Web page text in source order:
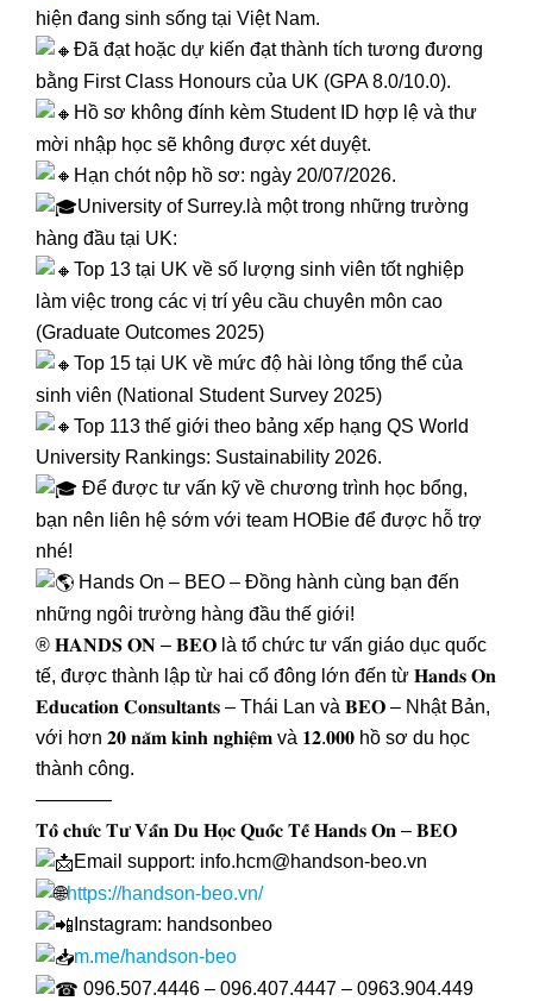
hiện đang sinh sống tại Việt Nam.
Đã đạt hoặc dự kiến đạt thành tích tương đương
bằng First Class Honours của UK (GPA 8.0/10.0).
Hồ sơ không đính kèm Student ID hợp lệ và thư
mời nhập học sẽ không được xét duyệt.
Hạn chót nộp hồ sơ: ngày 20/07/2026.
University of Surrey.là một trong những trường
hàng đầu tại UK:
Top 13 tại UK về số lượng sinh viên tốt nghiệp
làm việc trong các vị trí yêu cầu chuyên môn cao
(Graduate Outcomes 2025)
Top 15 tại UK về mức độ hài lòng tổng thể của
sinh viên (National Student Survey 2025)
Top 113 thế giới theo bảng xếp hạng QS World
University Rankings: Sustainability 2026.
Để được tư vấn kỹ về chương trình học bổng,
bạn nên liên hệ sớm với team HOBie để được hỗ trợ
nhé!
Hands On – BEO – Đồng hành cùng bạn đến
những ngôi trường hàng đầu thế giới!
® 𝐇𝐀𝐍𝐃𝐒 𝐎𝐍 – 𝐁𝐄𝐎 là tổ chức tư vấn giáo dục quốc
tế, được thành lập từ hai cổ đông lớn đến từ 𝐇𝐚𝐧𝐝𝐬 𝐎𝐧
𝐄𝐝𝐮𝐜𝐚𝐭𝐢𝐨𝐧 𝐂𝐨𝐧𝐬𝐮𝐥𝐭𝐚𝐧𝐭𝐬 – Thái Lan và 𝐁𝐄𝐎 – Nhật Bản,
với hơn 𝟐𝟎 𝐧𝐚̆𝐦 𝐤𝐢𝐧𝐡 𝐧𝐠𝐡𝐢𝐞̣̂𝐦 và 𝟏𝟐.𝟎𝟎𝟎 hồ sơ du học
thành công.
————
𝐓𝐨̂̉ 𝐜𝐡𝐮̛́𝐜 𝐓𝐮̛ 𝐕𝐚̂́𝐧 𝐃𝐮 𝐇𝐨̣𝐜 𝐐𝐮𝐨̂́𝐜 𝐓𝐞̂́ 𝐇𝐚𝐧𝐝𝐬 𝐎𝐧 – 𝐁𝐄𝐎
Email support: info.hcm@handson-beo.vn
https://handson-beo.vn/
Instagram: handsonbeo
m.me/handson-beo
096.507.4446 – 096.407.4447 – 0963.904.449